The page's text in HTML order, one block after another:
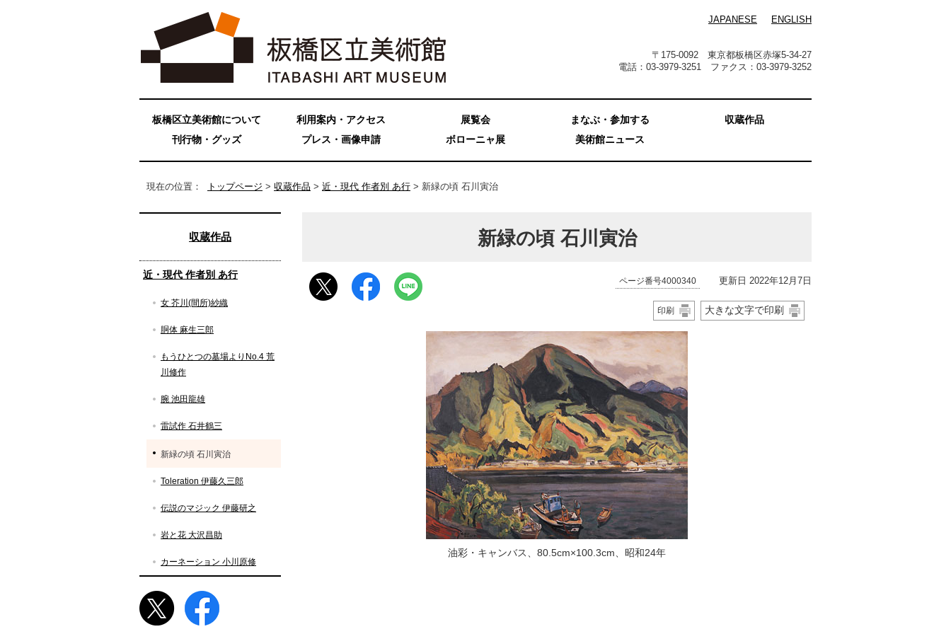
JAPANESE ENGLISH
〒175-0092 東京都板橋区赤塚5-34-27
電話：03-3979-3251 ファクス：03-3979-3252
板橋区立美術館について 利用案内・アクセス 展覧会 まなぶ・参加する
収蔵作品
刊行物・グッズ
プレス・画像申請 ボローニャ展 美術館ニュース
現在の位置： トップページ > 収蔵作品 > 近・現代 作者別 あ行 > 新緑の頃 石川寅治
新緑の頃 石川寅治
ページ番号4000340 更新日 2022年12月7日
印刷 大きな文字で印刷
油彩・キャンバス、80.5cm×100.3cm、昭和24年
収蔵作品
近・現代 作者別 あ行
女 芥川(間所)紗織
胴体 麻生三郎
もうひとつの墓場よりNo.4 荒
川修作
腕 池田龍雄
雷試作 石井鶴三
新緑の頃 石川寅治
Toleration 伊藤久三郎
伝説のマジック 伊藤研之
岩と花 大沢昌助
カーネーション 小川原修